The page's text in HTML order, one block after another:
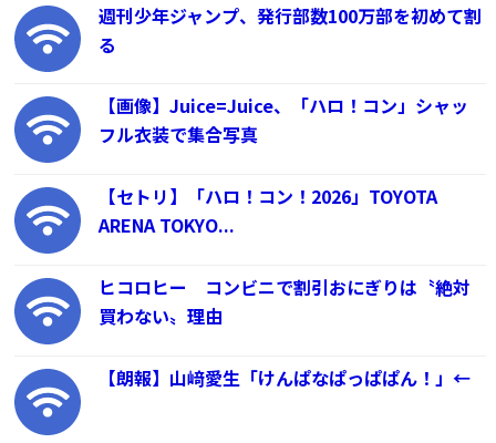
週刊少年ジャンプ、発行部数100万部を初めて割
る
【画像】Juice=Juice、「ハロ！コン」シャッ
フル衣装で集合写真
【セトリ】「ハロ！コン！2026」TOYOTA
ARENA TOKYO...
ヒコロヒー コンビニで割引おにぎりは〝絶対
買わない〟理由
【朗報】山﨑愛生「けんぱなぱっぱぱん！」←